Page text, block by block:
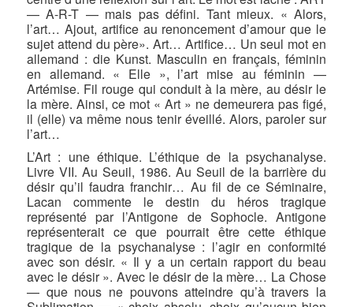
— A-R-T — mais pas défini. Tant mieux. « Alors,
l’art… Ajout, artifice au renoncement d’amour que le
sujet attend du père». Art… Artifice… Un seul mot en
allemand : die Kunst. Masculin en français, féminin
en allemand. « Elle », l’art mise au féminin —
Artémise. Fil rouge qui conduit à la mère, au désir le
la mère. Ainsi, ce mot « Art » ne demeurera pas figé,
il (elle) va même nous tenir éveillé. Alors, paroler sur
l’art…
L’Art : une éthique. L’éthique de la psychanalyse.
Livre VII. Au Seuil, 1986. Au Seuil de la barrière du
désir qu’il faudra franchir… Au fil de ce Séminaire,
Lacan commente le destin du héros tragique
représenté par l’Antigone de Sophocle. Antigone
représenterait ce que pourrait être cette éthique
tragique de la psychanalyse : l’agir en conformité
avec son désir. « Il y a un certain rapport du beau
avec le désir ». Avec le désir de la mère… La Chose
— que nous ne pouvons atteindre qu’à travers la